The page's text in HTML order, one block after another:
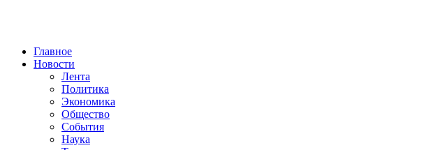
Главное
Новости
Лента
Политика
Экономика
Общество
События
Наука